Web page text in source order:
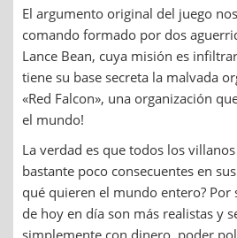
El argumento original del juego
comando formado por dos
Lance Bean, cuya misión es
tiene su base secreta la malvada
«Red Falcon», una organización
el mundo!
La verdad es que todos los
bastante poco consecuentes en
qué quieren el mundo entero? Por
de hoy en día son más realistas y
simplemente con dinero, poder